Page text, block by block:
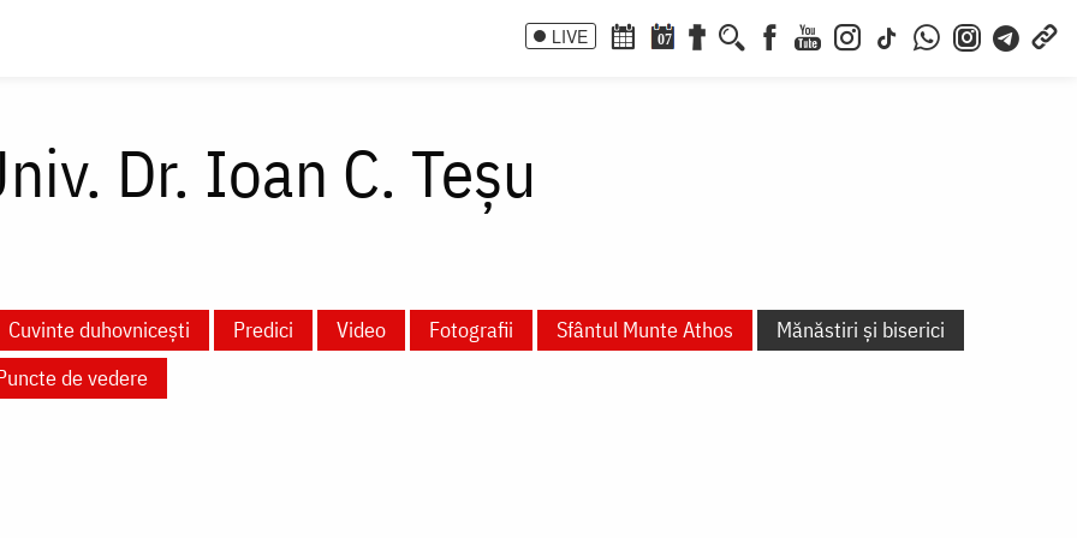
LIVE 07
Dr. Ioan C. Teșu
Cuvinte duhovnicești Predici Video Fotografii Sfântul Munte Athos
Mănăstiri și biserici
de vedere